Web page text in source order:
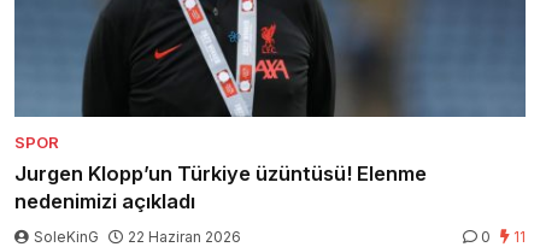
SPOR
Jurgen Klopp’un Türkiye üzüntüsü! Elenme
nedenimizi açıkladı
SoleKinG 22 Haziran 2026 0 11